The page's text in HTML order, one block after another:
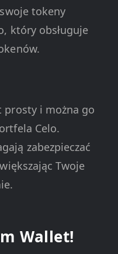
tokeny
który obsługuje
prosty i można go
Celo.
zabezpieczać
Twoje
Wallet!